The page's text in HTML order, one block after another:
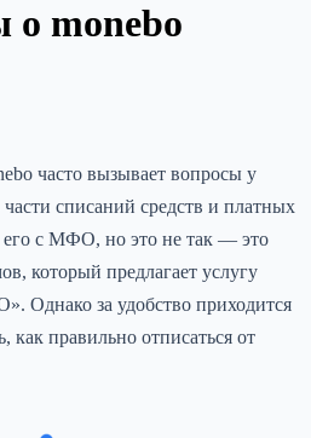
о monebo
часто вызывает вопросы у
списаний средств и платных
с МФО, но это не так — это
который предлагает услугу
Однако за удобство приходится
как правильно отписаться от